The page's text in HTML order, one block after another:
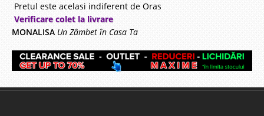
Pretul este acelasi indiferent de Oras
Verificare colet la livrare
MONALISA Un Zâmbet în Casa Ta